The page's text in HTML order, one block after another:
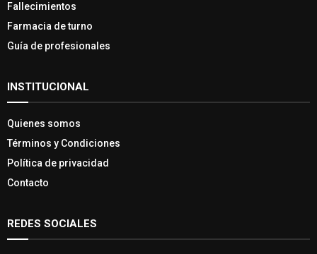
Fallecimientos
Farmacia de turno
Guía de profesionales
INSTITUCIONAL
Quienes somos
Términos y Condiciones
Política de privacidad
Contacto
REDES SOCIALES